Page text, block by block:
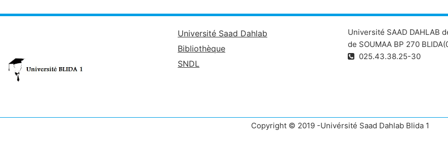
Université Saad Dahlab
Bibliothèque
SNDL
Université SAAD DAHLAB
de SOUMAA BP 270
025.43.38.25-30
Copyright © 2019 -Univérsité Saad Dahlab Blida 1